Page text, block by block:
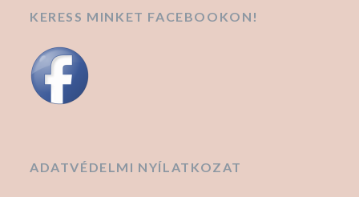
KERESS MINKET FACEBOOKON!
ADATVÉDELMI NYÍLATKOZAT